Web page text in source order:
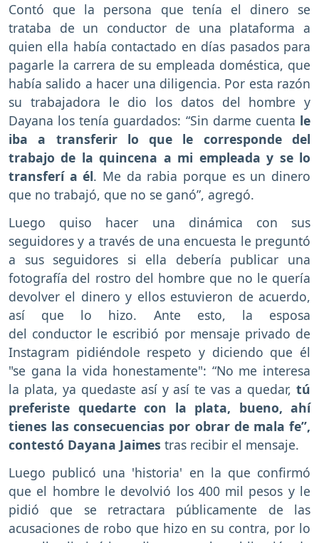
Contó que la persona que tenía el dinero se
trataba de un conductor de una plataforma a
quien ella había contactado en días pasados para
pagarle la carrera de su empleada doméstica, que
había salido a hacer una diligencia. Por esta razón
su trabajadora le dio los datos del hombre y
Dayana los tenía guardados: “Sin darme cuenta le
iba a transferir lo que le corresponde del
trabajo de la quincena a mi empleada y se lo
transferí a él. Me da rabia porque es un dinero
que no trabajó, que no se ganó”, agregó.
Luego quiso hacer una dinámica con sus
seguidores y a través de una encuesta le preguntó
a sus seguidores si ella debería publicar una
fotografía del rostro del hombre que no le quería
devolver el dinero y ellos estuvieron de acuerdo,
así que lo hizo. Ante esto, la esposa
del conductor le escribió por mensaje privado de
Instagram pidiéndole respeto y diciendo que él
"se gana la vida honestamente": “No me interesa
la plata, ya quedaste así y así te vas a quedar, tú
preferiste quedarte con la plata, bueno, ahí
tienes las consecuencias por obrar de mala fe”,
contestó Dayana Jaimes tras recibir el mensaje.
Luego publicó una 'historia' en la que confirmó
que el hombre le devolvió los 400 mil pesos y le
pidió que se retractara públicamente de las
acusaciones de robo que hizo en su contra, por lo